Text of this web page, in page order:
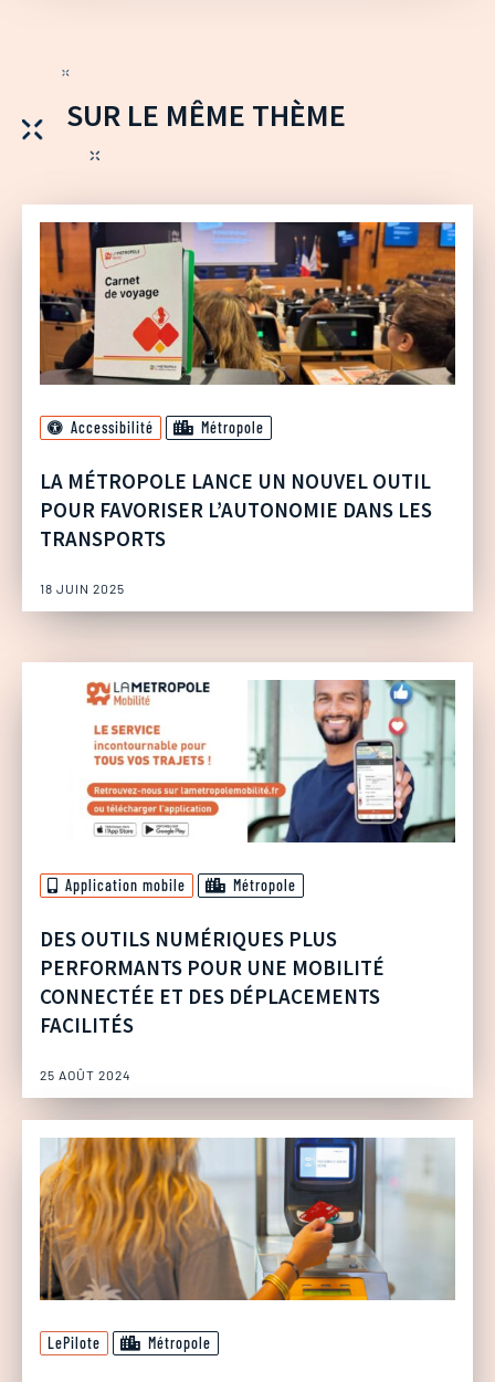
SUR LE MÊME THÈME
Accessibilité Métropole
LA MÉTROPOLE LANCE UN NOUVEL OUTIL
POUR FAVORISER L’AUTONOMIE DANS LES
TRANSPORTS
18 JUIN 2025
Application mobile Métropole
DES OUTILS NUMÉRIQUES PLUS
PERFORMANTS POUR UNE MOBILITÉ
CONNECTÉE ET DES DÉPLACEMENTS
FACILITÉS
25 AOÛT 2024
LePilote Métropole